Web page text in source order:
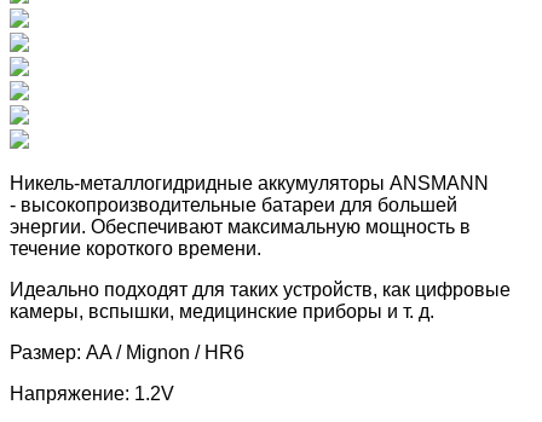
Никель-металлогидридные аккумуляторы ANSMANN
- высокопроизводительные батареи для большей
энергии. Обеспечивают максимальную мощность в
течение короткого времени.
Идеально подходят для таких устройств, как цифровые
камеры, вспышки, медицинские приборы и т. д.
Размер: AA / Mignon / HR6
Напряжение: 1.2V